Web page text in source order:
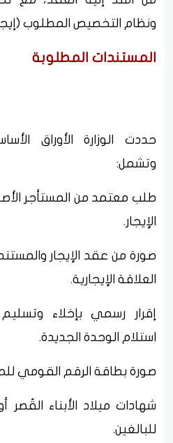
ونظام التخصيص المطلوب
المستندات المطلوبة
حددت الوزارة الأوراق
وتشمل:
طلب معتمد من المستأجر
الإيجار.
صورة من عقد الإيجار
العلاقة الإيجارية.
إقرار رسمي بإخلاء
استلام الوحدة الجديدة.
صورة بطاقة الرقم القومي
شهادات ميلاد الأبناء
للبالغين.